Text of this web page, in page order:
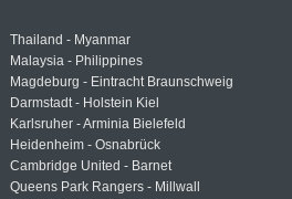
Thailand - Myanmar
Malaysia - Philippines
Magdeburg - Eintracht Braunschweig
Darmstadt - Holstein Kiel
Karlsruher - Arminia Bielefeld
Heidenheim - Osnabrück
Cambridge United - Barnet
Queens Park Rangers - Millwall